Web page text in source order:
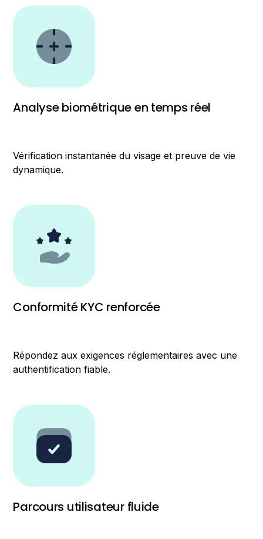
Analyse biométrique en temps réel
Vérification instantanée du visage et preuve de vie
dynamique.
Conformité KYC renforcée
Répondez aux exigences réglementaires avec une
authentification fiable.
Parcours utilisateur fluide